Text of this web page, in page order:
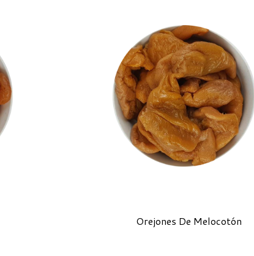
Orejones De Melocotón